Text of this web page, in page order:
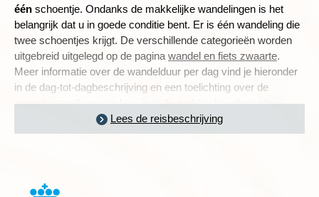
één schoentje. Ondanks de makkelijke wandelingen is het
belangrijk dat u in goede conditie bent. Er is één wandeling die
twee schoentjes krijgt. De verschillende categorieën worden
uitgebreid uitgelegd op de pagina wandel en fiets zwaarte.
Meer informatie over de wandelduur per dag vind je hieronder
in de dag-tot-dagbeschrijving en een toelichting over de
zwaarte van deze reis lees je inde praktische informatie.
Dag 2 Bilbao - wandeling Larrabasterra
Lees de reisbeschrijving